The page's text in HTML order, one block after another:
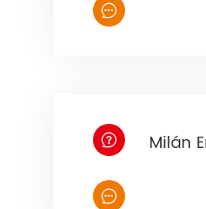
Milán